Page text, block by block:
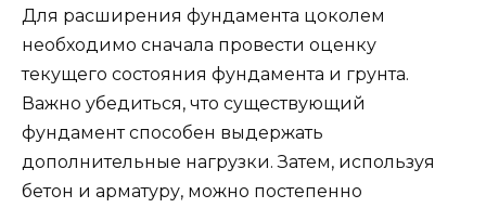
Для расширения фундамента цоколем
необходимо сначала провести оценку
текущего состояния фундамента и грунта.
Важно убедиться, что существующий
фундамент способен выдержать
дополнительные нагрузки. Затем, используя
бетон и арматуру, можно постепенно